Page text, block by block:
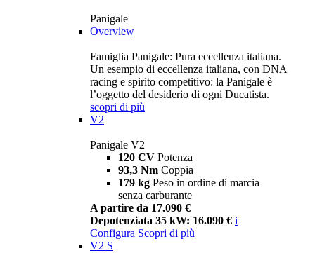
Panigale
Overview
Famiglia Panigale: Pura eccellenza italiana.
Un esempio di eccellenza italiana, con DNA
racing e spirito competitivo: la Panigale è
l’oggetto del desiderio di ogni Ducatista.
scopri di più
V2
Panigale V2
120 CV Potenza
93,3 Nm Coppia
179 kg Peso in ordine di marcia
senza carburante
A partire da 17.090 €
Depotenziata 35 kW: 16.090 € i
Configura Scopri di più
V2 S